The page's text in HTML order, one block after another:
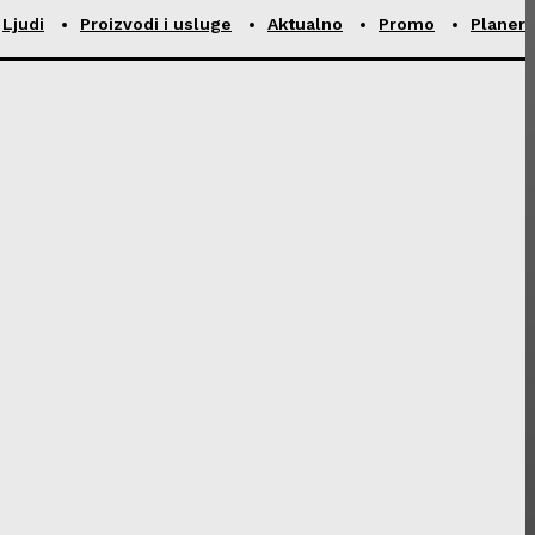
Ljudi Proizvodi i usluge Aktualno Promo Planer